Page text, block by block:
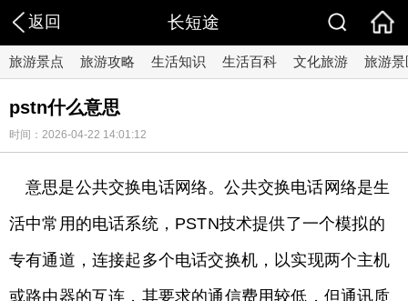
返回 长短途
旅游景点 旅游攻略 生活知识 生活百科 文化旅游 旅游景
pstn什么意思
时间：2026-04-22 14:01:12
意思是公共交换电话网络。公共交换电话网络是生
活中常用的电话系统，PSTN技术提供了一个模拟的
专有通道，连接起多个电话交换机，以实现两个主机
或路由器的互连，其要求的通信费用较低，但通讯质